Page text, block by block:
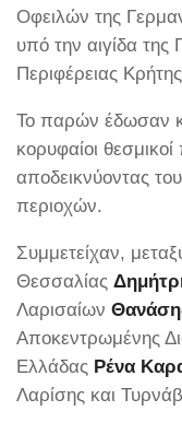
Οφειλών της
υπό την αιγίδα της
Περιφέρειας
Το παρών έδωσαν
κορυφαίοι
αποδεικνύοντας
περιοχών.
Συμμετείχαν,
Θεσσαλίας
Λαρισαίων
Αποκεντρωμένης
Ελλάδας Ρένα
Λαρίσης και